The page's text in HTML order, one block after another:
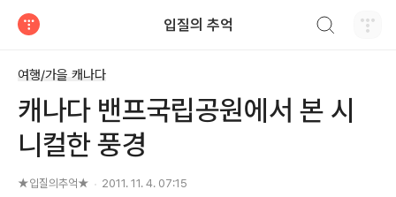
입질의 추억
여행/가을 캐나다
캐나다 밴프국립공원에서 본 시
니컬한 풍경
★입질의추억★ 2011. 11. 4. 07:15